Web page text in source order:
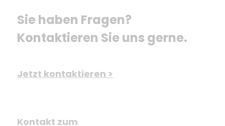
Sie haben Fragen?
Kontaktieren Sie uns gerne.
Jetzt kontaktieren >
Kontakt zum